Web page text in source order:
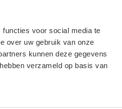
voor social media te
over uw gebruik van onze
kunnen deze gegevens
verzameld op basis van
Heb je
Veelgestelde vragen
Agenda